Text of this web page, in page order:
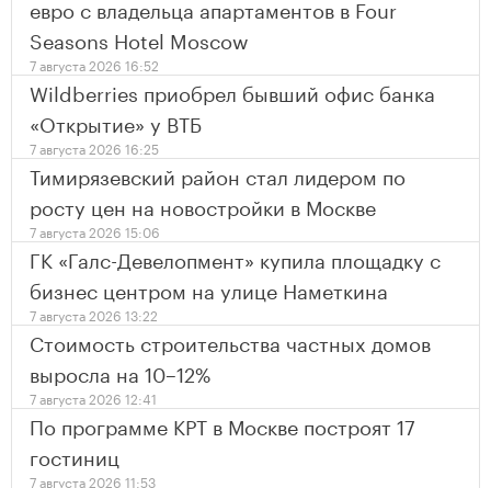
евро с владельца апартаментов в Four
Seasons Hotel Moscow
7 августа 2026 16:52
Wildberries приобрел бывший офис банка
«Открытие» у ВТБ
7 августа 2026 16:25
Тимирязевский район стал лидером по
росту цен на новостройки в Москве
7 августа 2026 15:06
ГК «Галс-Девелопмент» купила площадку с
бизнес центром на улице Наметкина
7 августа 2026 13:22
Стоимость строительства частных домов
выросла на 10–12%
7 августа 2026 12:41
По программе КРТ в Москве построят 17
гостиниц
7 августа 2026 11:53